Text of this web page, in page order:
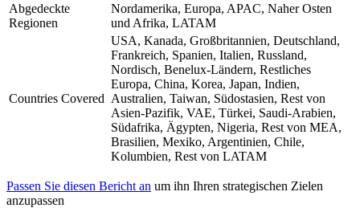
Abgedeckte
Regionen
Nordamerika, Europa, APAC, Naher Osten
und Afrika, LATAM
Countries Covered
USA, Kanada, Großbritannien, Deutschland,
Frankreich, Spanien, Italien, Russland,
Nordisch, Benelux-Ländern, Restliches
Europa, China, Korea, Japan, Indien,
Australien, Taiwan, Südostasien, Rest von
Asien-Pazifik, VAE, Türkei, Saudi-Arabien,
Südafrika, Ägypten, Nigeria, Rest von MEA,
Brasilien, Mexiko, Argentinien, Chile,
Kolumbien, Rest von LATAM
Passen Sie diesen Bericht an um ihn Ihren strategischen Zielen
anzupassen